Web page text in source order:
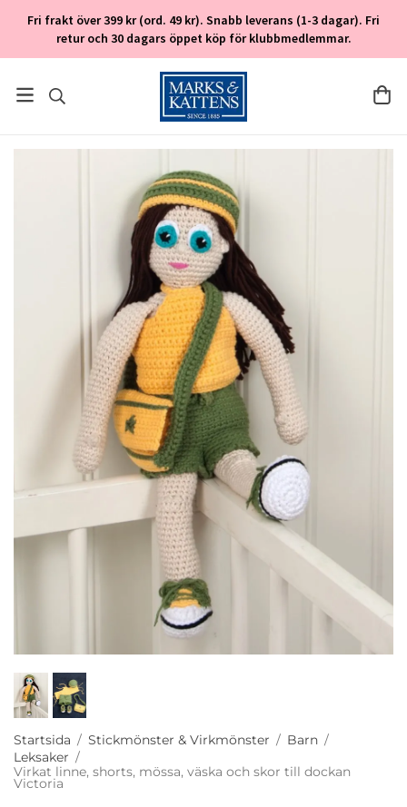
Fri frakt över 399 kr (ord. 49 kr). Snabb leverans (1-3 dagar). Fri
retur och 30 dagars öppet köp för klubbmedlemmar.
Startsida / Stickmönster & Virkmönster / Barn /
Leksaker /
Virkat linne, shorts, mössa, väska och skor till dockan
Victoria